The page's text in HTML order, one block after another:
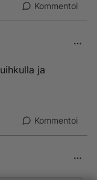
Kommentoi
ja
Kommentoi